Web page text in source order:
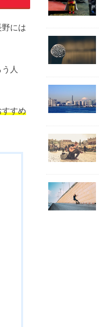
には
人
すすめ